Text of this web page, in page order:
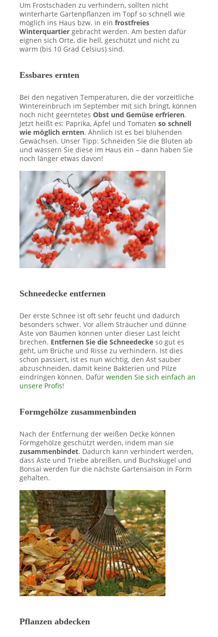
Um Frostschäden zu verhindern, sollten nicht
winterharte Gartenpflanzen im Topf so schnell wie
möglich ins Haus bzw. in ein frostfreies
Winterquartier gebracht werden. Am besten dafür
eignen sich Orte, die hell, geschützt und nicht zu
warm (bis 10 Grad Celsius) sind.
Essbares ernten
Bei den negativen Temperaturen, die der vorzeitliche
Wintereinbruch im September mit sich bringt, können
noch nicht geerntetes Obst und Gemüse erfrieren.
Jetzt heißt es: Paprika, Äpfel und Tomaten so schnell
wie möglich ernten. Ähnlich ist es bei blühenden
Gewächsen. Unser Tipp: Schneiden Sie die Blüten ab
und wässern Sie diese im Haus ein – dann haben Sie
noch länger etwas davon!
Schneedecke entfernen
Der erste Schnee ist oft sehr feucht und dadurch
besonders schwer. Vor allem Sträucher und dünne
Äste von Bäumen können unter dieser Last leicht
brechen. Entfernen Sie die Schneedecke so gut es
geht, um Brüche und Risse zu verhindern. Ist dies
schon passiert, ist es nun wichtig, den Ast sauber
abzuschneiden, damit keine Bakterien und Pilze
eindringen können. Dafür wenden Sie sich einfach an
unsere Profis!
Formgehölze zusammenbinden
Nach der Entfernung der weißen Decke können
Formgehölze geschützt werden, indem man sie
zusammenbindet. Dadurch kann verhindert werden,
dass Äste und Triebe abreißen, und Buchskugel und
Bonsai werden für die nächste Gartensaison in Form
gehalten.
Pflanzen abdecken